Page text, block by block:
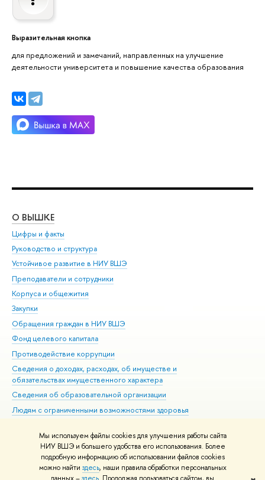
Мы используем файлы cookies для улучшения работы сайта
НИУ ВШЭ и большего удобства его использования. Более
подробную информацию об использовании файлов cookies
можно найти здесь, наши правила обработки персональных
Выразительная кнопка
для предложений и замечаний, направленных на улучшение
деятельности университета и повышение качества образования
О ВЫШКЕ
Цифры и факты
Руководство и структура
Устойчивое развитие в НИУ ВШЭ
Преподаватели и сотрудники
Корпуса и общежития
Закупки
Обращения граждан в НИУ ВШЭ
Фонд целевого капитала
Противодействие коррупции
Сведения о доходах, расходах, об имуществе и
обязательствах имущественного характера
Сведения об образовательной организации
Людям с ограниченными возможностями здоровья
Работа в Вышке